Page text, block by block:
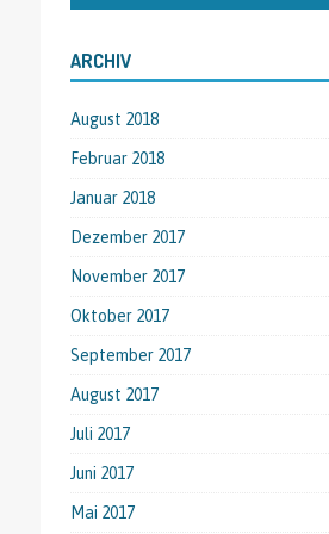
ARCHIV
August 2018
Februar 2018
Januar 2018
Dezember 2017
November 2017
Oktober 2017
September 2017
August 2017
Juli 2017
Juni 2017
Mai 2017